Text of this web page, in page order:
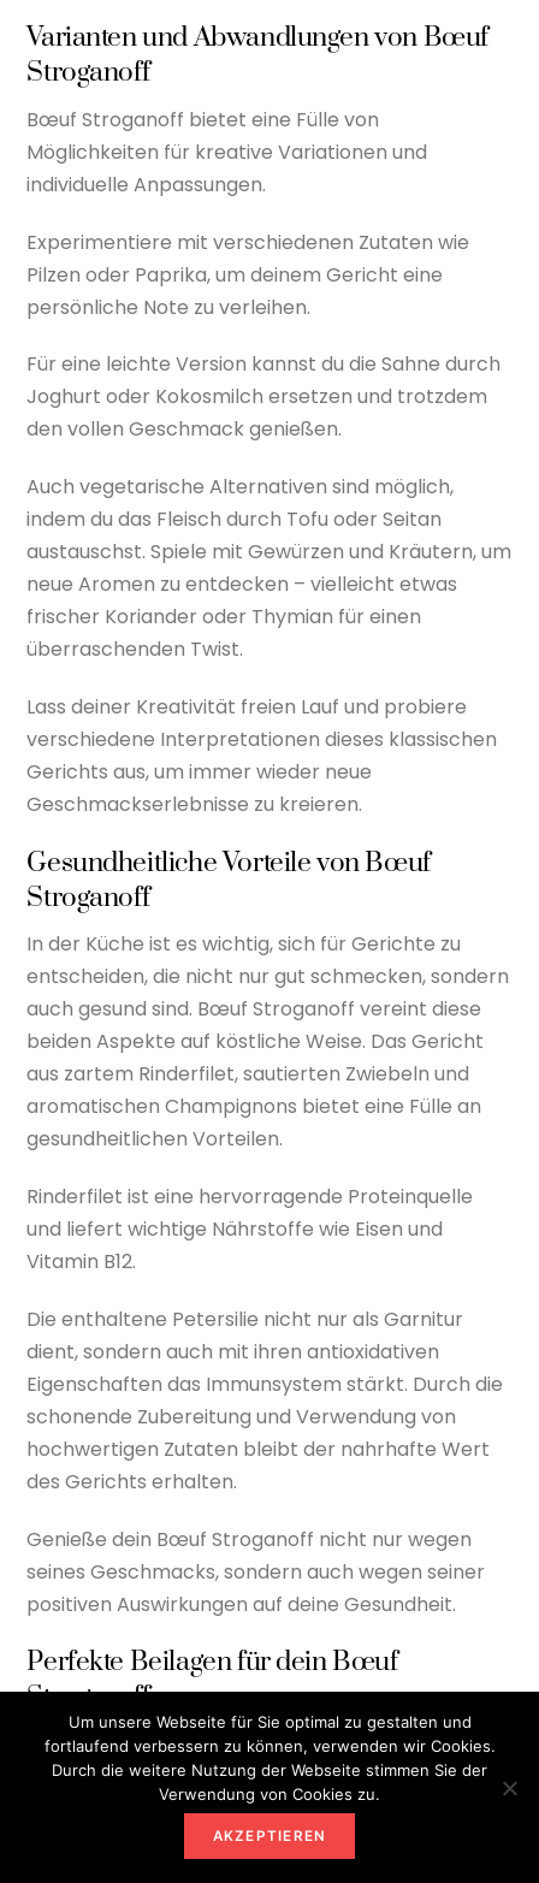
Varianten und Abwandlungen von Bœuf
Stroganoff
Bœuf Stroganoff bietet eine Fülle von
Möglichkeiten für kreative Variationen und
individuelle Anpassungen.
Experimentiere mit verschiedenen Zutaten wie
Pilzen oder Paprika, um deinem Gericht eine
persönliche Note zu verleihen.
Für eine leichte Version kannst du die Sahne durch
Joghurt oder Kokosmilch ersetzen und trotzdem
den vollen Geschmack genießen.
Auch vegetarische Alternativen sind möglich,
indem du das Fleisch durch Tofu oder Seitan
austauschst. Spiele mit Gewürzen und Kräutern, um
neue Aromen zu entdecken – vielleicht etwas
frischer Koriander oder Thymian für einen
überraschenden Twist.
Lass deiner Kreativität freien Lauf und probiere
verschiedene Interpretationen dieses klassischen
Gerichts aus, um immer wieder neue
Geschmackserlebnisse zu kreieren.
Gesundheitliche Vorteile von Bœuf
Stroganoff
In der Küche ist es wichtig, sich für Gerichte zu
entscheiden, die nicht nur gut schmecken, sondern
auch gesund sind. Bœuf Stroganoff vereint diese
beiden Aspekte auf köstliche Weise. Das Gericht
aus zartem Rinderfilet, sautierten Zwiebeln und
aromatischen Champignons bietet eine Fülle an
gesundheitlichen Vorteilen.
Rinderfilet ist eine hervorragende Proteinquelle
und liefert wichtige Nährstoffe wie Eisen und
Vitamin B12.
Die enthaltene Petersilie nicht nur als Garnitur
dient, sondern auch mit ihren antioxidativen
Eigenschaften das Immunsystem stärkt. Durch die
schonende Zubereitung und Verwendung von
hochwertigen Zutaten bleibt der nahrhafte Wert
des Gerichts erhalten.
Genieße dein Bœuf Stroganoff nicht nur wegen
seines Geschmacks, sondern auch wegen seiner
positiven Auswirkungen auf deine Gesundheit.
Perfekte Beilagen für dein Bœuf
Stroganoff
Du hast dein Bœuf Stroganoff perfekt zubereitet,
doch jetzt fehlt noch die ideale Beilage, um das
Gericht abzurunden. Klassisch passt dazu am
besten eine Portion frisch gekochter Reis oder
Um unsere Webseite für Sie optimal zu gestalten und
fortlaufend verbessern zu können, verwenden wir Cookies.
Durch die weitere Nutzung der Webseite stimmen Sie der
Verwendung von Cookies zu.
AKZEPTIEREN